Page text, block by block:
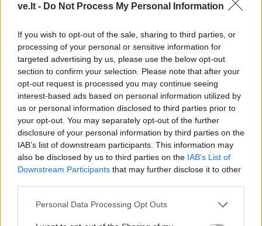
ve.lt - Do Not Process My Personal Information
If you wish to opt-out of the sale, sharing to third parties, or
processing of your personal or sensitive information for
targeted advertising by us, please use the below opt-out
section to confirm your selection. Please note that after your
opt-out request is processed you may continue seeing
interest-based ads based on personal information utilized by
us or personal information disclosed to third parties prior to
your opt-out. You may separately opt-out of the further
disclosure of your personal information by third parties on the
IAB’s list of downstream participants. This information may
also be disclosed by us to third parties on the IAB’s List of
Downstream Participants that may further disclose it to other
Personal Data Processing Opt Outs
Koncertas Thomo Manno namelyje
Gegužės 14 d. 18.30 val. Neringos muziejai kviečia į
išskirtinį muzikų dueto Karlsruher konzert-duo –
pianistės Dagmaros Hartmann ir violončelininko
Reinhardo Armlederio – koncertą. Programoje
skambės: Ludviko van Beethoveno, Felixo
Mendelssohn Bartholdy, Roberto Schumanno ir
Mano g. 8, Nida). Koncertas nemokamas.